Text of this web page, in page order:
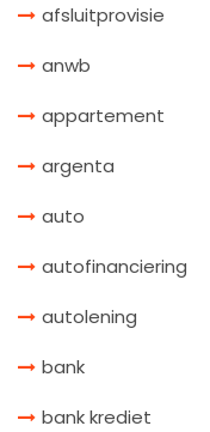
afsluitprovisie
anwb
appartement
argenta
auto
autofinanciering
autolening
bank
bank krediet